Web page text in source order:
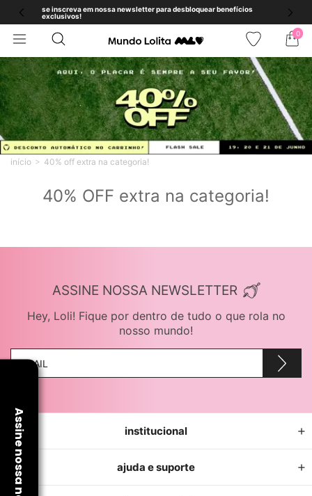
se inscreva em nossa newsletter para desbloquear benefícios
exclusivos!
0
início 40% off extra na categoria!
40% OFF extra na categoria!
ASSINE NOSSA NEWSLETTER
Hey, Loli! Fique por dentro de tudo o que rola no
nosso mundo!
institucional
ajuda e suporte